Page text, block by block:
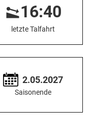
16:40
letzte Talfahrt
2.05.2027
Saisonende